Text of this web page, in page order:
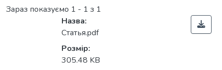
Зараз показуємо 1 - 1 з 1
Назва:
Статья.pdf
Розмір:
305.48 KB